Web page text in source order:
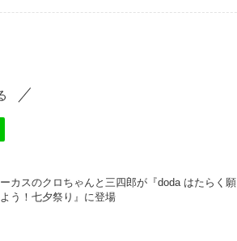
カスのクロちゃんと三四郎が『doda はたらく願
う！七夕祭り』に登場